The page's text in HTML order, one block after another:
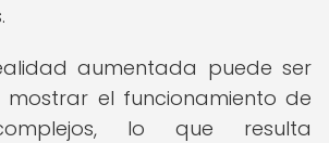
aumentada puede ser
el funcionamiento de
lo que resulta